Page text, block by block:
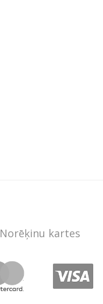
Norēķinu kartes